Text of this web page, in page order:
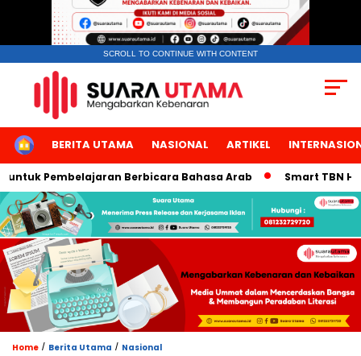
SCROLL TO CONTINUE WITH CONTENT
HOMEBERITA UTAMA NASIONAL ARTIKEL
Berbicara Bahasa Arab Smart TBN Hadir di
Home / Berita Utama / Nasional